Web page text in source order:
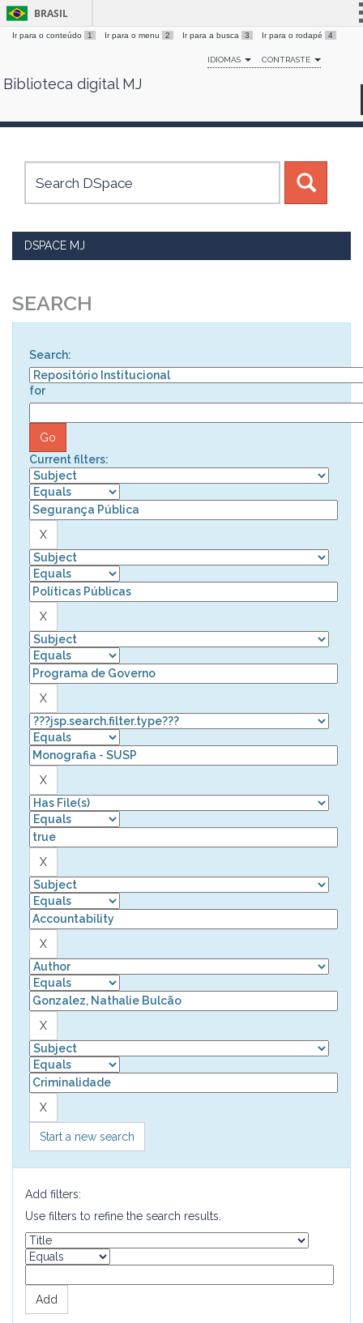
Skip
BRASIL
Simplifique!
Comunica BR
Canais
Ir para o conteúdo 1 Ir para o menu 2 Ir para a busca 3 Ir para o rodapé 4
IDIOMAS CONTRASTE
Biblioteca digital MJ
DSPACE MJ
SEARCH
Search:
for
Current filters:
Start a new search
Add filters:
Use filters to refine the search results.